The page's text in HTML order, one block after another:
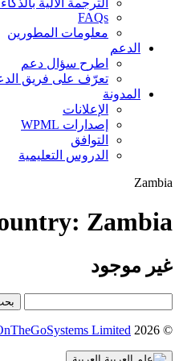
الترجمة الآلية
FAQs
معلومات المطورين
الدعم
اطرح سؤال دعم
تعرّف على فريق
المدونة
الإعلانات
إصدارات WPML
التوافق
الدروس التعليمية
Zambia
Zambia
غير موجود
© 2026
Limited